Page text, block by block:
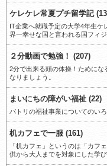
ケレケレ常夏プチ留学記
IT企業へ就職予定の大学4年生ケ
界一幸せな国と言われる国フィ
２分動画で勉強！ (207)
2分で出来る頭の体操！ために
なりましょう。
まいにちの障がい福祉 (22)
パトリの福祉事業についてのい
机カフェで一服 (161)
「机カフェ」というのは「カフ
供から大人までを対象にした学び